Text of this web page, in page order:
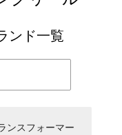
ンド一覧
ンスフォーマー